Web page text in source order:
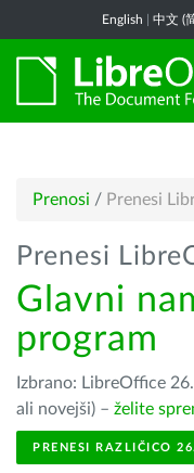
English 中文 (
Prenosi / Prenesi
Prenesi
Glavni
program
Izbrano: LibreOffice
ali novejši) – želite
PRENESI RAZLIČICO